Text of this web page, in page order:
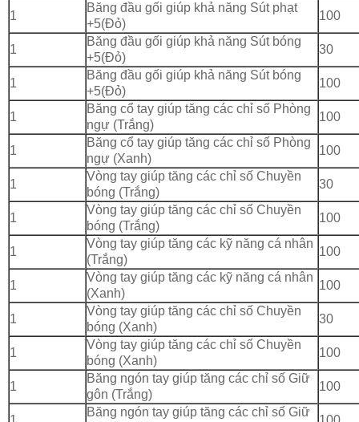
1
Băng đầu gối giúp khả năng Sút phạt
+5(Đỏ)
100
1
Băng đầu gối giúp khả năng Sút bóng
+5(Đỏ)
30
1
Băng đầu gối giúp khả năng Sút bóng
+5(Đỏ)
100
1
Băng cổ tay giúp tăng các chỉ số Phòng
ngự (Trắng)
100
1
Băng cổ tay giúp tăng các chỉ số Phòng
ngự (Xanh)
100
1
Vòng tay giúp tăng các chỉ số Chuyền
bóng (Trắng)
30
1
Vòng tay giúp tăng các chỉ số Chuyền
bóng (Trắng)
100
1
Vòng tay giúp tăng các kỹ năng cá nhân
(Trắng)
100
1
Vòng tay giúp tăng các kỹ năng cá nhân
(Xanh)
100
1
Vòng tay giúp tăng các chỉ số Chuyền
bóng (Xanh)
30
1
Vòng tay giúp tăng các chỉ số Chuyền
bóng (Xanh)
100
1
Băng ngón tay giúp tăng các chỉ số Giữ
gôn (Trắng)
100
Băng ngón tay giúp tăng các chỉ số Giữ